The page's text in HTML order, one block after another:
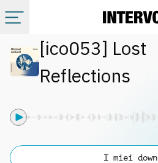
Categorie
[ico053] Lost
Reflections
I miei